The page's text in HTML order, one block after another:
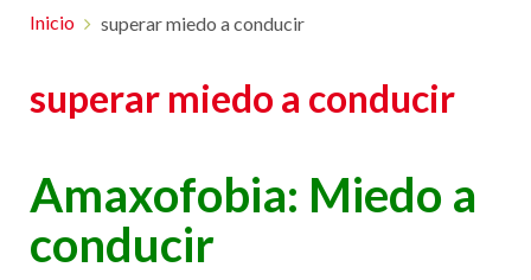
Inicio superar miedo a conducir
superar miedo a conducir
Amaxofobia: Miedo a
conducir